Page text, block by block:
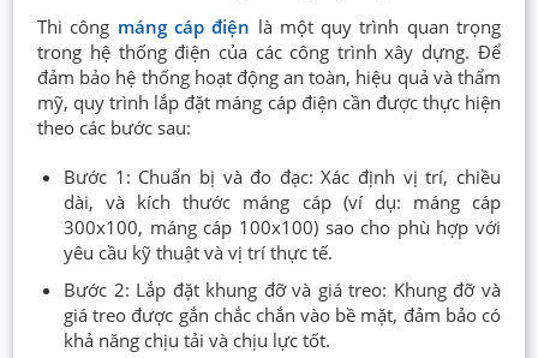
Thi công máng cáp điện là một quy trình quan trọng
trong hệ thống điện của các công trình xây dựng. Để
đảm bảo hệ thống hoạt động an toàn, hiệu quả và thẩm
mỹ, quy trình lắp đặt máng cáp điện cần được thực hiện
theo các bước sau:
Bước 1: Chuẩn bị và đo đạc: Xác định vị trí, chiều
dài, và kích thước máng cáp (ví dụ: máng cáp
300x100, máng cáp 100x100) sao cho phù hợp với
yêu cầu kỹ thuật và vị trí thực tế.
Bước 2: Lắp đặt khung đỡ và giá treo: Khung đỡ và
giá treo được gắn chắc chắn vào bề mặt, đảm bảo có
khả năng chịu tải và chịu lực tốt.